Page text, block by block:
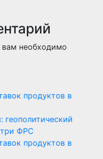
необходимо
продуктов в
геополитический
ФРС
продуктов в